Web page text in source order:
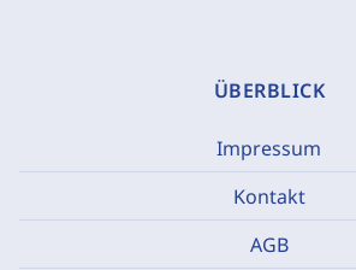
ÜBERBLICK
Impressum
Kontakt
AGB